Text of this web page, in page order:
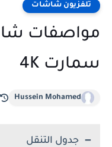
تلفزيون شاشات
سمارت 4K
Hussein Mohamed
جدول التنقل